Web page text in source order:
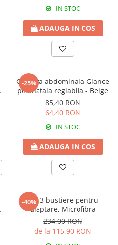
IN STOC
ADAUGA IN COS
-25%
Centura abdominala Glance
postnatala reglabila - Beige
85,40 RON
64,40 RON
IN STOC
ADAUGA IN COS
-40%
Set 3 bustiere pentru
alaptare, Microfibra
234,00 RON
de la 115,90 RON